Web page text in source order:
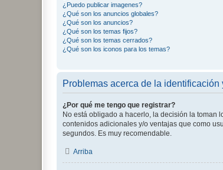
¿Puedo publicar imagenes?
¿Qué son los anuncios globales?
¿Qué son los anuncios?
¿Qué son los temas fijos?
¿Qué son los temas cerrados?
¿Qué son los iconos para los temas?
Problemas acerca de la identificación
¿Por qué me tengo que registrar?
No está obligado a hacerlo, la decisión la toman
contenidos adicionales y/o ventajas que como
segundos. Es muy recomendable.
Arriba